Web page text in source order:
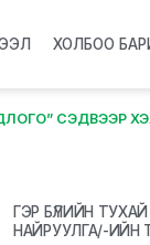
ХОЛБОО
СЭДВЭЭР
ГЭР БҮЛИЙН
НАЙРУУЛГА/-ИЙН